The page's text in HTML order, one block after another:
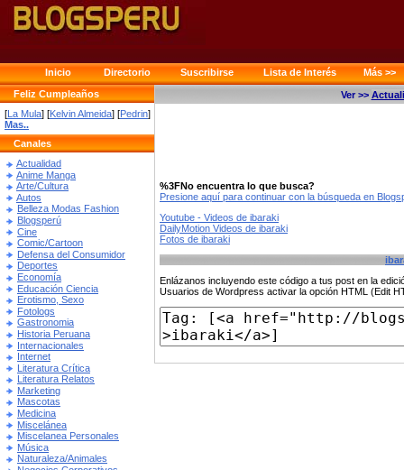
Inicio Directorio Suscribirse Lista de Interés
Más >>
Feliz Cumpleaños
[La Mula] [Kelvin Almeida] [Pedrin]
Mas..
Canales
Actualidad
Anime Manga
Arte/Cultura
Autos
Belleza Modas Fashion
Blogsperú
Cine
Comic/Cartoon
Defensa del Consumidor
Deportes
Economía
Educación Ciencia
Erotismo, Sexo
Fotologs
Gastronomia
Historia Peruana
Internacionales
Internet
Literatura Crítica
Literatura Relatos
Marketing
Mascotas
Medicina
Miscelánea
Miscelanea Personales
Música
Naturaleza/Animales
Ver >>
%3FNo encuentra lo que busca?
Presione aquí para continuar con la búsqueda en
Youtube - Videos de ibaraki
DailyMotion Videos de ibaraki
Fotos de ibaraki
Enlázanos incluyendo este código a tus post en la
Usuarios de Wordpress activar la opción HTML (Edit